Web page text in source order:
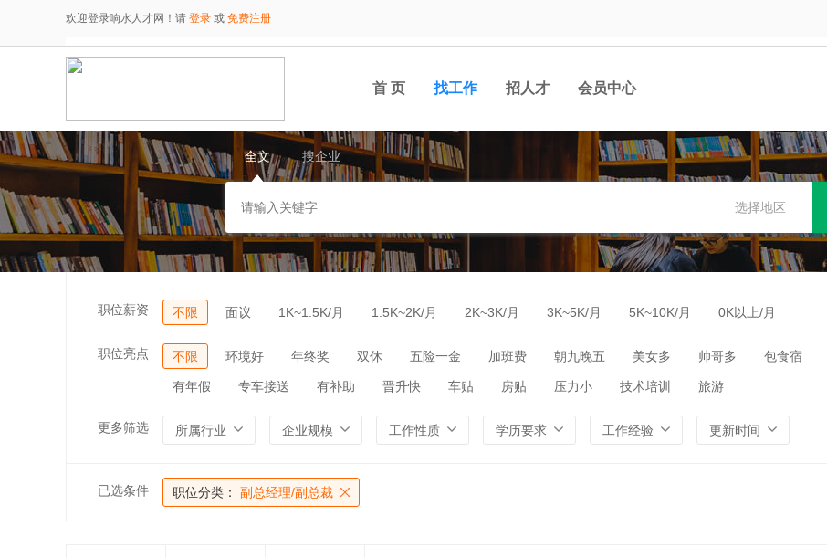
欢迎登录响水人才网！请 登录 或 免费注册
首 页 找工作 招人才 会员中心
全文 搜企业
选择地区
职位薪资 不限 面议 1K~1.5K/月 1.5K~2K/月 2K~3K/月 3K~5K/月 5K~10K/月 0K以上/月
职位亮点 不限 环境好 年终奖 双休 五险一金 加班费 朝九晚五 美女多 帅哥多 包食宿
有年假 专车接送 有补助 晋升快 车贴 房贴 压力小 技术培训 旅游
更多筛选 所属行业 企业规模 工作性质 学历要求 工作经验 更新时间
已选条件 职位分类： 副总经理/副总裁